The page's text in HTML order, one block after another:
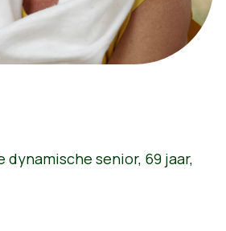
dynamische senior, 69 jaar,